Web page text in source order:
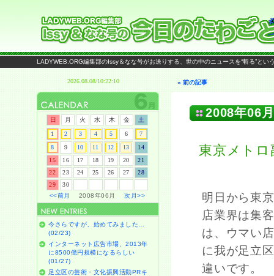
LADYWEB.ORG編集部のIssy＆なな号がお送りする、世の中のニュースを“斬る”と
« 前の記事
2008年06
東京メトロ
明日から東
店業界は集
は、ウマい
に我が足立
違いです。
日 月 火 水 木 金 土
1 2 3 4 5 6
7
8
9 10 11 12 13
14
15
16 17 18 19 20
21
22
23 24 25 26 27
28
29
30
<<前月
2008年06月次月>>
今さらですが、始めてみました…
(02/23)
インターネット広告市場、2013年
に8500億円規模になるらしい
(01/27)
足立区の芸術・文化振興活動PRキ